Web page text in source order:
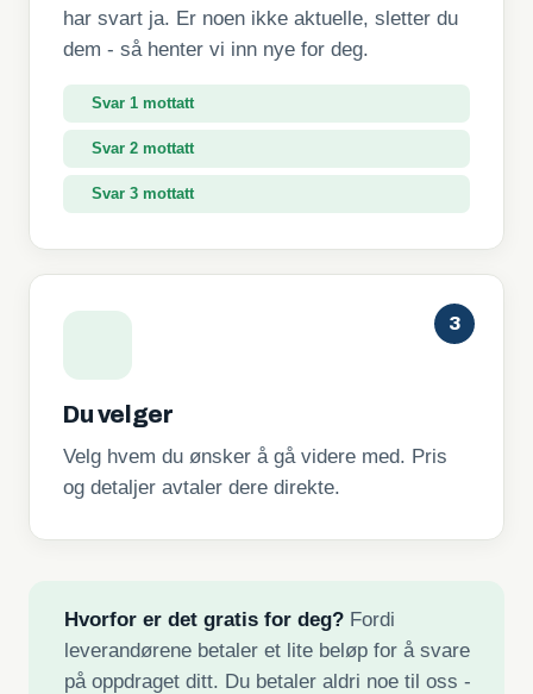
har svart ja. Er noen ikke aktuelle, sletter du
dem - så henter vi inn nye for deg.
Svar 1 mottatt
Svar 2 mottatt
Svar 3 mottatt
3
Du velger
Velg hvem du ønsker å gå videre med. Pris
og detaljer avtaler dere direkte.
Hvorfor er det gratis for deg?Fordi
leverandørene betaler et lite beløp for å svare
på oppdraget ditt. Du betaler aldri noe til oss -